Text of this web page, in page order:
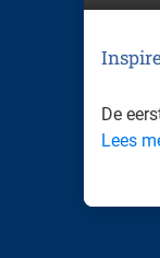
De
Lees